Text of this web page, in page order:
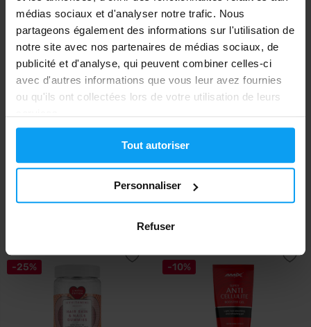
médias sociaux et d'analyser notre trafic. Nous
partageons également des informations sur l'utilisation de
notre site avec nos partenaires de médias sociaux, de
publicité et d'analyse, qui peuvent combiner celles-ci
avec d'autres informations que vous leur avez fournies
ou qu'ils ont collectées lors de votre utilisation de leurs
Tout autoriser
Personnaliser
Refuser
Hair, Skin & Nails 54 gélules
17,90€
-25%
MyProtein
MyVitamins Vegan Hair, Skin &
-25% -10%